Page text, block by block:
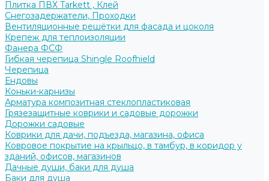
Плитка ПВХ Tarkett , Клей
Снегозадержатели, Проходки
Вентиляционные решётки для фасада и цоколя
Крепеж для теплоизоляции
Фанера ФСФ
Гибкая черепица Shingle Roofhield
Черепица
Ендовы
Коньки-карнизы
Арматура композитная стеклопластиковая
Грязезащитные коврики и садовые дорожки
Дорожки садовые
Коврики для дачи, подъезда, магазина, офиса
Ковровое покрытие на крыльцо, в тамбур, в коридор у
зданий, офисов, магазинов
Дачные души, баки для душа
Баки для душа